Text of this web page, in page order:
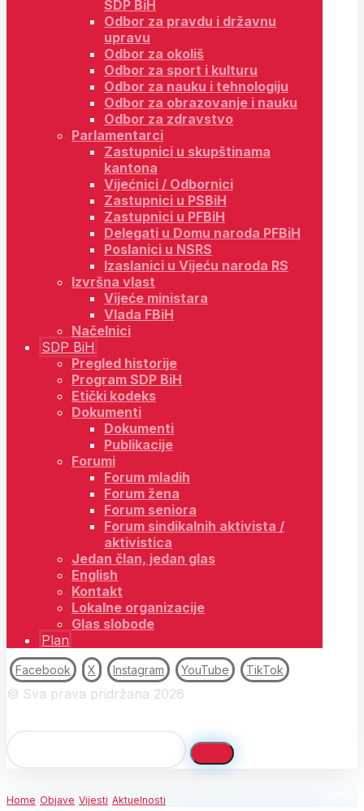
SDP BiH
Odbor za pravdu i državnu
upravu
Odbor za okoliš
Odbor za sport i kulturu
Odbor za nauku i tehnologiju
Odbor za obrazovanje i nauku
Odbor za zdravstvo
Parlamentarci
Zastupnici u skupštinama
kantona
Vijećnici / Odbornici
Zastupnici u PSBiH
Zastupnici u PFBiH
Delegati u Domu naroda PFBiH
Poslanici u NSRS
Izaslanici u Vijeću naroda RS
Izvršna vlast
Vijeće ministara
Vlada FBiH
Načelnici
SDP BiH
Pregled historije
Program SDP BiH
Etički kodeks
Dokumenti
Dokumenti
Publikacije
Forumi
Forum mladih
Forum žena
Forum seniora
Forum sindikalnih aktivista /
aktivistica
Jedan član, jedan glas
English
Kontakt
Lokalne organizacije
Glas slobode
Plan
Facebook X Instagram YouTube TikTok
© Sva prava pridržana 2026
Home Objave Vijesti Aktuelnosti